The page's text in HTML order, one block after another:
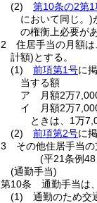
(2)
第10条の2第1
において同じ。)
の権衡上必要が
2
住居手当の月額は
計額)とする。
(1)
前項第1号に
当する額
ア
月額2万
イ
月額2万
ときは、1万
(2)
前項第2号に
3
その他住居手当
(平21条例
(通勤手当)
第10条
通勤手当は
(1)
通勤のため交